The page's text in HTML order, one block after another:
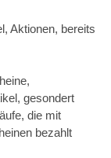
Aktionen, bereits
gesondert
die mit
bezahlt